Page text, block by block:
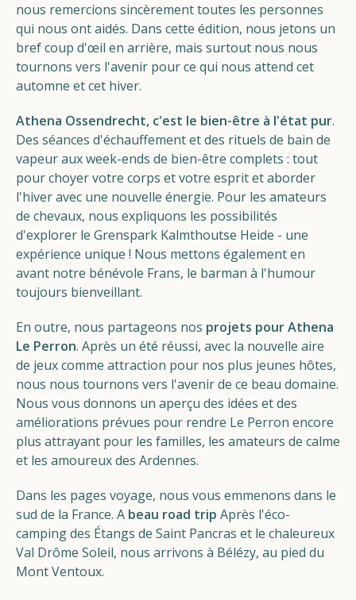
nous remercions sincèrement toutes les personnes
qui nous ont aidés. Dans cette édition, nous jetons un
bref coup d'œil en arrière, mais surtout nous nous
tournons vers l'avenir pour ce qui nous attend cet
automne et cet hiver.
Athena Ossendrecht, c'est le bien-être à l'état pur.
Des séances d'échauffement et des rituels de bain de
vapeur aux week-ends de bien-être complets : tout
pour choyer votre corps et votre esprit et aborder
l'hiver avec une nouvelle énergie. Pour les amateurs
de chevaux, nous expliquons les possibilités
d'explorer le Grenspark Kalmthoutse Heide - une
expérience unique ! Nous mettons également en
avant notre bénévole Frans, le barman à l'humour
toujours bienveillant.
En outre, nous partageons nos projets pour Athena
Le Perron. Après un été réussi, avec la nouvelle aire
de jeux comme attraction pour nos plus jeunes hôtes,
nous nous tournons vers l'avenir de ce beau domaine.
Nous vous donnons un aperçu des idées et des
améliorations prévues pour rendre Le Perron encore
plus attrayant pour les familles, les amateurs de calme
et les amoureux des Ardennes.
Dans les pages voyage, nous vous emmenons dans le
sud de la France. A beau road trip Après l'éco-
camping des Étangs de Saint Pancras et le chaleureux
Val Drôme Soleil, nous arrivons à Bélézy, au pied du
Mont Ventoux.